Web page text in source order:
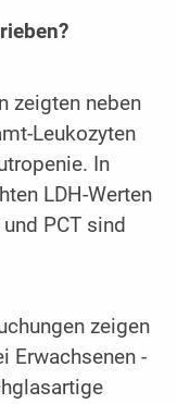
zeigten neben
Leukozyten
In
LDH-Werten
PCT sind
zeigen
Erwachsenen -